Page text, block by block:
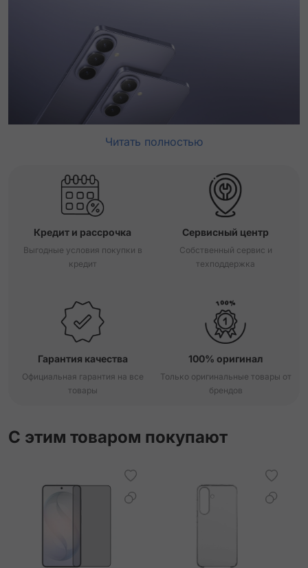
Читать полностью
Кредит и рассрочка
Выгодные условия покупки в
кредит
Сервисный центр
Собственный сервис и
техподдержка
Гарантия качества
Официальная гарантия на все
товары
100% оригинал
Только оригинальные товары от
брендов
С этим товаром покупают